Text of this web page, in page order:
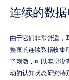
连续的数
由于它们非常舒适，
整夜的连续数据收集
了刺激，可以实现没
动的认知状态研究特